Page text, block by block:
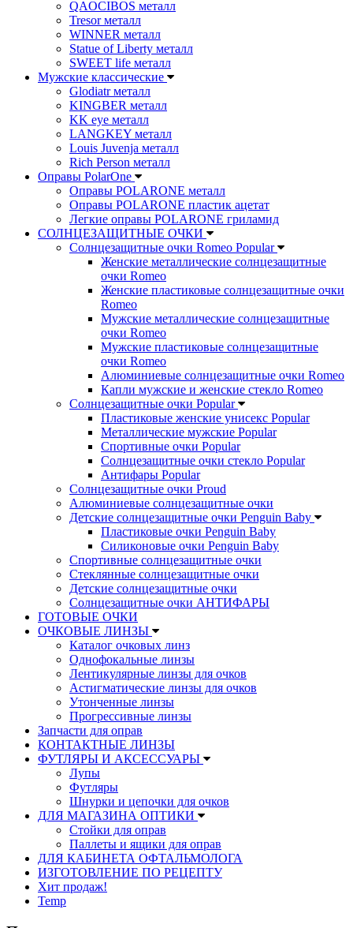
QAOCIBOS металл
Tresor металл
WINNER металл
Statue of Liberty металл
SWEET life металл
Мужские классические
Glodiatr металл
KINGBER металл
KK eye металл
LANGKEY металл
Louis Juvenja металл
Rich Person металл
Оправы PolarOne
Оправы POLARONE металл
Оправы POLARONE пластик ацетат
Легкие оправы POLARONE гриламид
СОЛНЦЕЗАЩИТНЫЕ ОЧКИ
Солнцезащитные очки Romeo Popular
Женские металлические солнцезащитные
очки Romeo
Женские пластиковые солнцезащитные очки
Romeo
Мужские металлические солнцезащитные
очки Romeo
Мужские пластиковые солнцезащитные
очки Romeo
Алюминиевые солнцезащитные очки Romeo
Капли мужские и женские стекло Romeo
Солнцезащитные очки Popular
Пластиковые женские унисекс Popular
Металлические мужские Popular
Спортивные очки Popular
Солнцезащитные очки стекло Popular
Aнтифары Popular
Солнцезащитные очки Proud
Алюминиевые солнцезащитные очки
Детские солнцезащитные очки Penguin Baby
Пластиковые очки Penguin Baby
Силиконовые очки Penguin Baby
Спортивные солнцезащитные очки
Стеклянные солнцезащитные очки
Детские солнцезащитные очки
Солнцезащитные очки АНТИФАРЫ
ГОТОВЫЕ ОЧКИ
ОЧКОВЫЕ ЛИНЗЫ
Каталог очковых линз
Однофокальные линзы
Лентикулярные линзы для очков
Астигматические линзы для очков
Утонченные линзы
Прогрессивные линзы
Запчасти для оправ
КОНТАКТНЫЕ ЛИНЗЫ
ФУТЛЯРЫ И АКСЕССУАРЫ
Лупы
Футляры
Шнурки и цепочки для очков
ДЛЯ МАГАЗИНА ОПТИКИ
Стойки для оправ
Паллеты и ящики для оправ
ДЛЯ КАБИНЕТА ОФТАЛЬМОЛОГА
ИЗГОТОВЛЕНИЕ ПО РЕЦЕПТУ
Хит продаж!
Temp